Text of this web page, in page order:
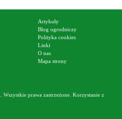
Artykuły
Blog ogrodniczy
Polityka cookies
Linki
O nas
Mapa strony
prawa zastrzeżone. Korzystanie z